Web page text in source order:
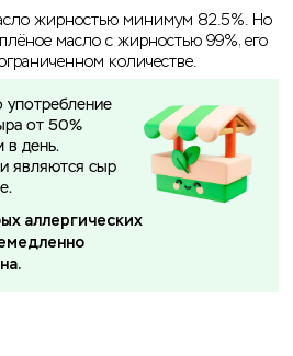
жирностью минимум 82.5%. Но
масло с жирностью 99%, его
количестве.
употребление
от 50%
в день.
являются сыр
аллергических